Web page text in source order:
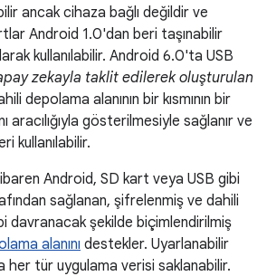
ancak cihaza bağlı değildir ve
Android 1.0'dan beri taşınabilir
kullanılabilir. Android 6.0'ta USB
zekayla taklit edilerek oluşturulan
depolama alanının bir kısmının bir
aracılığıyla gösterilmesiyle sağlanır ve
kullanılabilir.
Android, SD kart veya USB gibi
sağlanan, şifrelenmiş ve dahili
davranacak şekilde biçimlendirilmiş
alanını destekler. Uyarlanabilir
her tür uygulama verisi saklanabilir.